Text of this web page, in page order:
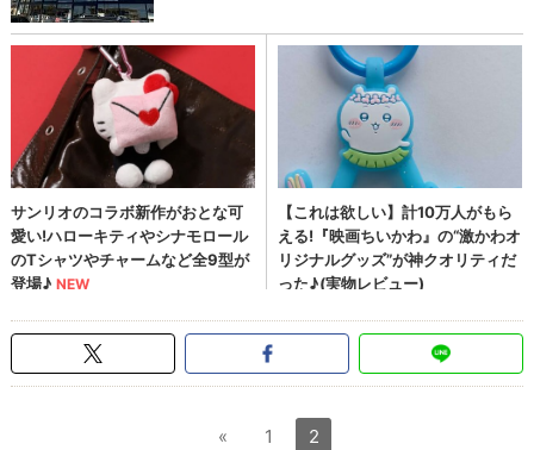
« 1 2